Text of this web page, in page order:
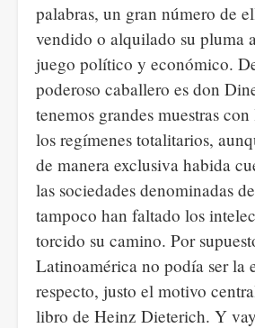
palabras, un gran número de
vendido o alquilado su pluma
juego político y económico.
poderoso caballero es don
tenemos grandes muestras
los regímenes totalitarios,
de manera exclusiva habida
las sociedades denominadas
tampoco han faltado los
torcido su camino. Por
Latinoamérica no podía ser la
respecto, justo el motivo
libro de Heinz Dieterich. Y